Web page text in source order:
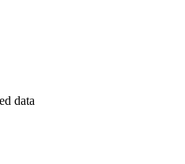
data